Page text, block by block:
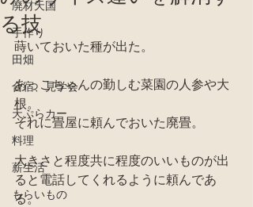
廃材天国
手作り
田畑
合宿、見学会
天ぷらカー
料理
薪生活
もらいもの
る技
蒔いておいた種が出た。
あっこちゃんの勤しむ菜園の人参や大
根。
それに畳屋に頼んでおいた廃畳。
大きさと程度共に程度のいいものが出
ると電話してくれるように頼んであ
る。